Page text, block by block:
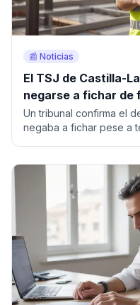
📰 Noticias
El TSJ de Castilla-
negarse a fichar de
de despido
Un tribunal confirma el
negaba a fichar pese a